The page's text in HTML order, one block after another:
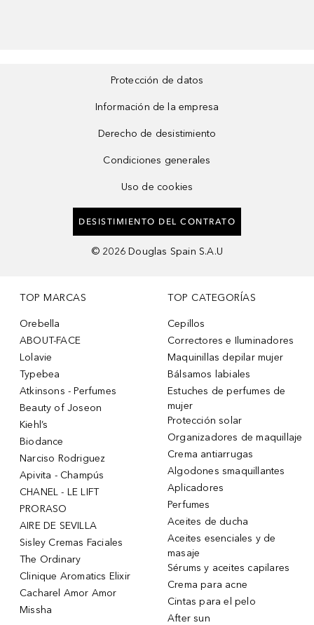
Protección de datos
Información de la empresa
Derecho de desistimiento
Condiciones generales
Uso de cookies
DESISTIMIENTO DEL CONTRATO
© 2026 Douglas Spain S.A.U
TOP MARCAS
Orebella
ABOUT-FACE
Lolavie
Typebea
Atkinsons - Perfumes
Beauty of Joseon
Kiehl’s
Biodance
Narciso Rodriguez
Apivita - Champús
CHANEL - LE LIFT
PRORASO
AIRE DE SEVILLA
Sisley Cremas Faciales
The Ordinary
Clinique Aromatics Elixir
Cacharel Amor Amor
Missha
TOP CATEGORÍAS
Cepillos
Correctores e Iluminadores
Maquinillas depilar mujer
Bálsamos labiales
Estuches de perfumes de
mujer
Protección solar
Organizadores de maquillaje
Crema antiarrugas
Algodones smaquillantes
Aplicadores
Perfumes
Aceites de ducha
Aceites esenciales y de
masaje
Sérums y aceites capilares
Crema para acne
Cintas para el pelo
After sun